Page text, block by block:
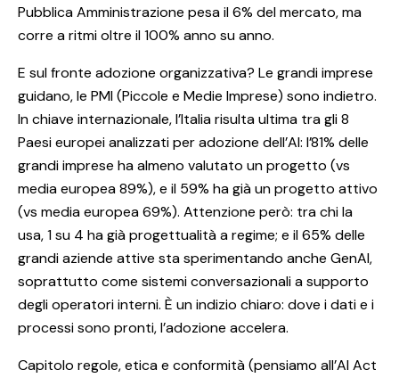
Pubblica Amministrazione pesa il 6% del mercato, ma
corre a ritmi oltre il 100% anno su anno.
E sul fronte adozione organizzativa? Le grandi imprese
guidano, le PMI (Piccole e Medie Imprese) sono indietro.
In chiave internazionale, l’Italia risulta ultima tra gli 8
Paesi europei analizzati per adozione dell’AI: l’81% delle
grandi imprese ha almeno valutato un progetto (vs
media europea 89%), e il 59% ha già un progetto attivo
(vs media europea 69%). Attenzione però: tra chi la
usa, 1 su 4 ha già progettualità a regime; e il 65% delle
grandi aziende attive sta sperimentando anche GenAI,
soprattutto come sistemi conversazionali a supporto
degli operatori interni. È un indizio chiaro: dove i dati e i
processi sono pronti, l’adozione accelera.
Capitolo regole, etica e conformità (pensiamo all’AI Act